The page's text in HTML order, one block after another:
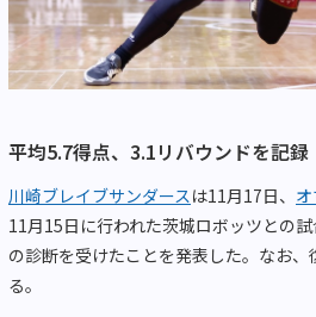
平均5.7得点、3.1リバウンドを記録
川崎ブレイブサンダース は11月17日、
11月15日に行われた茨城ロボッツとの
の診断を受けたことを発表した。なお
る。